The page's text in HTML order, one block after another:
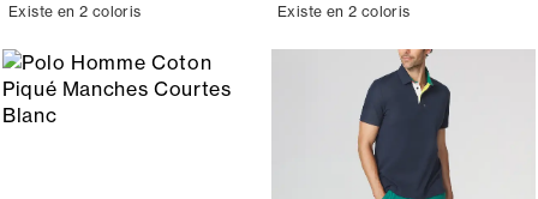
Existe en 2 coloris Existe en 2 coloris